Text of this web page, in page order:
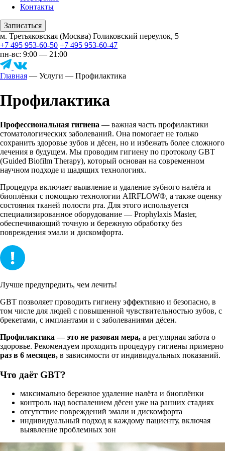
Контакты
Записаться
м. Третьяковская (Москва) Голиковский переулок, 5
+7 495 953-60-50 +7 495 953-60-47
пн-вс: 9:00 — 21:00
Главная — Услуги — Профилактика
Профилактика
Профессиональная гигиена — важная часть профилактики
стоматологических заболеваний. Она помогает не только
сохранить здоровье зубов и дёсен, но и избежать более сложного
лечения в будущем. Мы проводим гигиену по протоколу GBT
(Guided Biofilm Therapy), который основан на современном
научном подходе и щадящих технологиях.
Процедура включает выявление и удаление зубного налёта и
биоплёнки с помощью технологии AIRFLOW®, а также оценку
состояния тканей полости рта. Для этого используется
специализированное оборудование — Prophylaxis Master,
обеспечивающий точную и бережную обработку без
повреждения эмали и дискомфорта.
Лучше предупредить, чем лечить!
GBT позволяет проводить гигиену эффективно и безопасно, в
том числе для людей с повышенной чувствительностью зубов, с
брекетами, с имплантами и с заболеваниями дёсен.
Профилактика — это не разовая мера, а регулярная забота о
здоровье. Рекомендуем проходить процедуру гигиены примерно
раз в 6 месяцев, в зависимости от индивидуальных показаний.
Что даёт GBT?
максимально бережное удаление налёта и биоплёнки
контроль над воспалением дёсен уже на ранних стадиях
отсутствие повреждений эмали и дискомфорта
индивидуальный подход к каждому пациенту, включая
выявление проблемных зон